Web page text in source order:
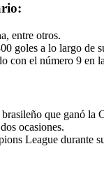
entre otros.
goles a lo largo de
con el número 9 en
que ganó la
ocasiones.
League durante